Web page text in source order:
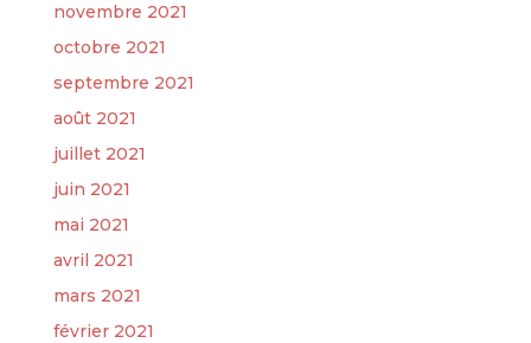
novembre 2021
octobre 2021
septembre 2021
août 2021
juillet 2021
juin 2021
mai 2021
avril 2021
mars 2021
février 2021